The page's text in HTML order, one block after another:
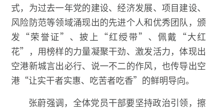
式，为过去一年党的建设、经济发展、项目建设、
风险防范等领域涌现出的先进个人和优秀团队，颁
发“荣誉证”、披上“红绶带”、佩戴“大红
花”，用榜样的力量凝聚干劲、激发活力，体现出
空港新城言出必行、说一不二的作风，也传导出空
港“让实干者实惠、吃苦者吃香”的鲜明导向。
张蔚强调，全体党员干部要坚持政治引领，擦